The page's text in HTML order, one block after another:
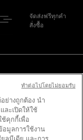
จัดส่งฟรีทุกคำ
สั่งซื้อ
ย่างถูกต้อง นำ
ละเปิดให้ใช้
ช้คุกกี้เพื่อ
อมูลการใช้งาน
ทําต่อไปโดยไม่ยอมรับ